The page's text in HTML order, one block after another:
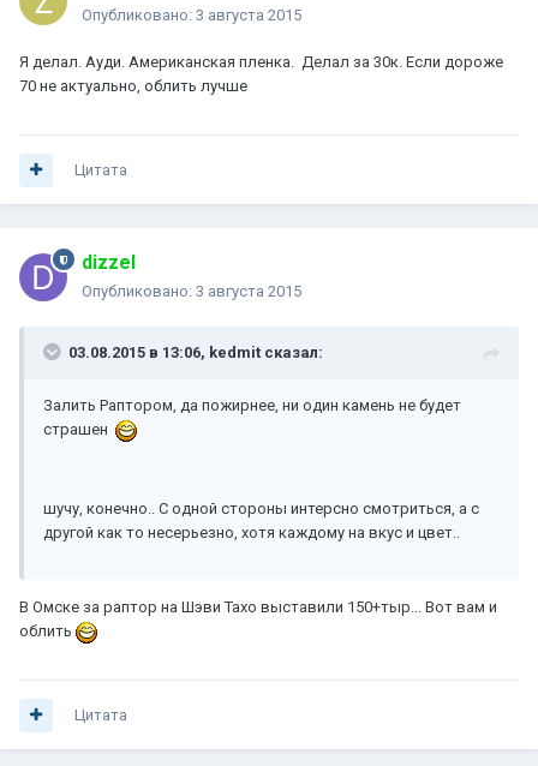
Опубликовано: 3 августа 2015
Я делал. Ауди. Американская пленка. Делал за 30к. Если дороже
70 не актуально, облить лучше
Цитата
dizzel
Опубликовано: 3 августа 2015
03.08.2015 в 13:06, kedmit сказал:
Залить Раптором, да пожирнее, ни один камень не будет
страшен
шучу, конечно.. С одной стороны интерсно смотриться, а с
другой как то несерьезно, хотя каждому на вкус и цвет..
В Омске за раптор на Шэви Тахо выставили 150+тыр... Вот вам и
облить
Цитата